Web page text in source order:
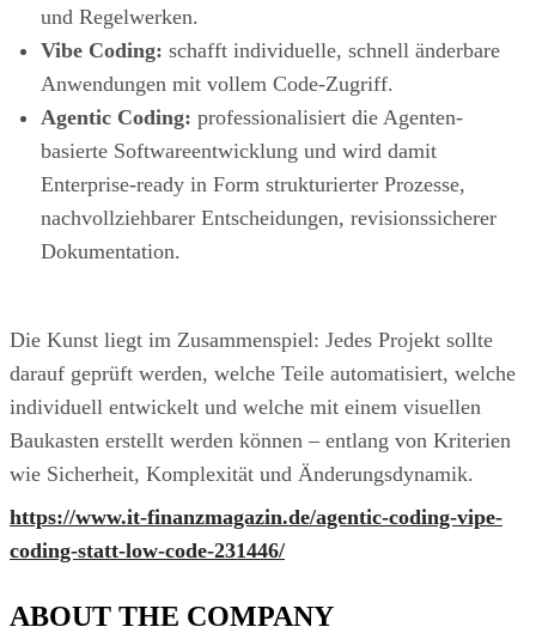
und Regelwerken.
Vibe Coding: schafft individuelle, schnell änderbare
Anwendungen mit vollem Code-Zugriff.
Agentic Coding: professionalisiert die Agenten-
basierte Softwareentwicklung und wird damit
Enterprise-ready in Form strukturierter Prozesse,
nachvollziehbarer Entscheidungen, revisionssicherer
Dokumentation.
Die Kunst liegt im Zusammenspiel: Jedes Projekt sollte
darauf geprüft werden, welche Teile automatisiert, welche
individuell entwickelt und welche mit einem visuellen
Baukasten erstellt werden können – entlang von Kriterien
wie Sicherheit, Komplexität und Änderungsdynamik.
https://www.it-finanzmagazin.de/agentic-coding-vipe-
coding-statt-low-code-231446/
ABOUT THE COMPANY